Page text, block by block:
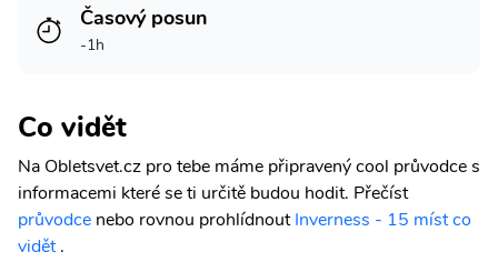
Časový posun
-1h
Co vidět
Na Obletsvet.cz pro tebe máme připravený cool průvodce s
informacemi které se ti určitě budou hodit. Přečíst
průvodce nebo rovnou prohlídnoutInverness - 15 míst co
vidět.